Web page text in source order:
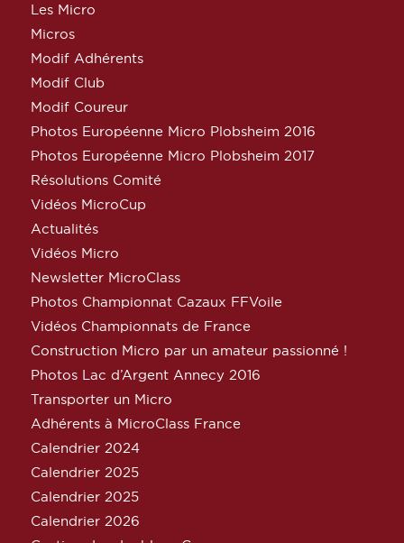
Les Micro
Micros
Modif Adhérents
Modif Club
Modif Coureur
Photos Européenne Micro Plobsheim 2016
Photos Européenne Micro Plobsheim 2017
Résolutions Comité
Vidéos MicroCup
Actualités
Vidéos Micro
Newsletter MicroClass
Photos Championnat Cazaux FFVoile
Vidéos Championnats de France
Construction Micro par un amateur passionné !
Photos Lac d’Argent Annecy 2016
Transporter un Micro
Adhérents à MicroClass France
Calendrier 2024
Calendrier 2025
Calendrier 2025
Calendrier 2026